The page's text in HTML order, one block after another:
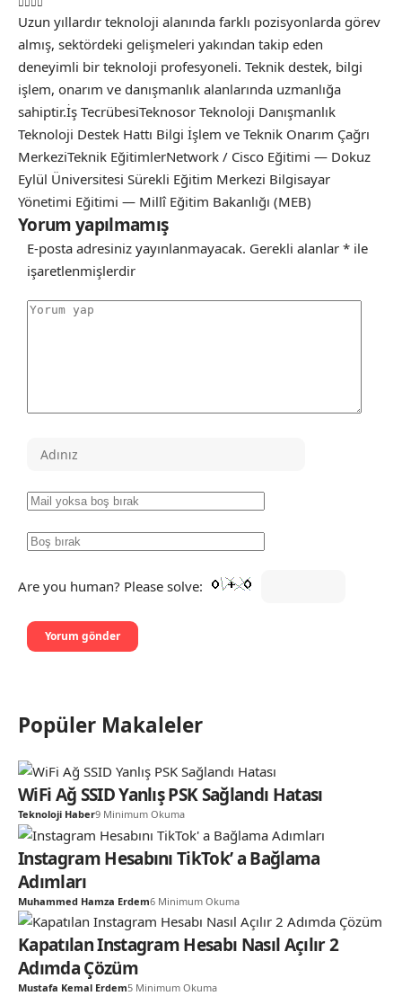
Uzun yıllardır teknoloji alanında farklı pozisyonlarda görev
almış, sektördeki gelişmeleri yakından takip eden
deneyimli bir teknoloji profesyoneli. Teknik destek, bilgi
işlem, onarım ve danışmanlık alanlarında uzmanlığa
sahiptir.İş TecrübesiTeknosor Teknoloji Danışmanlık
Teknoloji Destek Hattı Bilgi İşlem ve Teknik Onarım Çağrı
MerkeziTeknik EğitimlerNetwork / Cisco Eğitimi — Dokuz
Eylül Üniversitesi Sürekli Eğitim Merkezi Bilgisayar
Yönetimi Eğitimi — Millî Eğitim Bakanlığı (MEB)
Yorum yapılmamış
E-posta adresiniz yayınlanmayacak. Gerekli alanlar * ile
işaretlenmişlerdir
Are you human? Please solve:
Popüler Makaleler
WiFi Ağ SSID Yanlış PSK Sağlandı Hatası
Teknoloji Haber9 Minimum Okuma
Instagram Hesabını TikTok’ a Bağlama
Adımları
Muhammed Hamza Erdem6 Minimum Okuma
Kapatılan Instagram Hesabı Nasıl Açılır 2
Adımda Çözüm
Mustafa Kemal Erdem5 Minimum Okuma